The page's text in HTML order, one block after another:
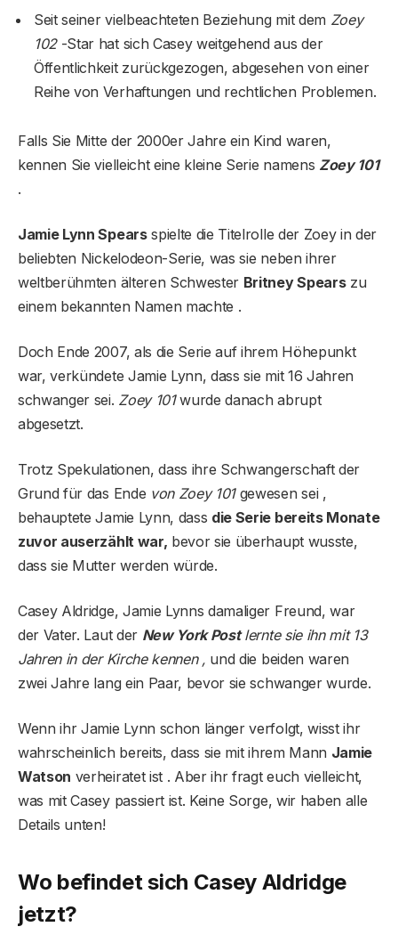
Seit seiner vielbeachteten Beziehung mit dem Zoey
102-Star hat sich Casey weitgehend aus der
Öffentlichkeit zurückgezogen, abgesehen von einer
Reihe von Verhaftungen und rechtlichen Problemen.
Falls Sie Mitte der 2000er Jahre ein Kind waren,
kennen Sie vielleicht eine kleine Serie namens Zoey 101
.
Jamie Lynn Spearsspielte die Titelrolle der Zoey in der
beliebten Nickelodeon-Serie, was sie neben ihrer
weltberühmten älteren Schwester Britney Spearszu
einem bekannten Namen machte .
Doch Ende 2007, als die Serie auf ihrem Höhepunkt
war, verkündete Jamie Lynn, dass sie mit 16 Jahren
schwanger sei. Zoey 101wurde danach abrupt
abgesetzt.
Trotz Spekulationen, dass ihre Schwangerschaft der
Grund für das Ende von Zoey 101gewesen sei ,
behauptete Jamie Lynn, dass die Serie bereits Monate
zuvor auserzählt war, bevor sie überhaupt wusste,
dass sie Mutter werden würde.
Casey Aldridge, Jamie Lynns damaliger Freund, war
der Vater. Laut der New York Postlernte sie ihn mit 13
Jahren in der Kirche kennen , und die beiden waren
zwei Jahre lang ein Paar, bevor sie schwanger wurde.
Wenn ihr Jamie Lynn schon länger verfolgt, wisst ihr
wahrscheinlich bereits, dass sie mit ihrem Mann Jamie
Watson verheiratet ist . Aber ihr fragt euch vielleicht,
was mit Casey passiert ist. Keine Sorge, wir haben alle
Details unten!
Wo befindet sich Casey Aldridge
jetzt?